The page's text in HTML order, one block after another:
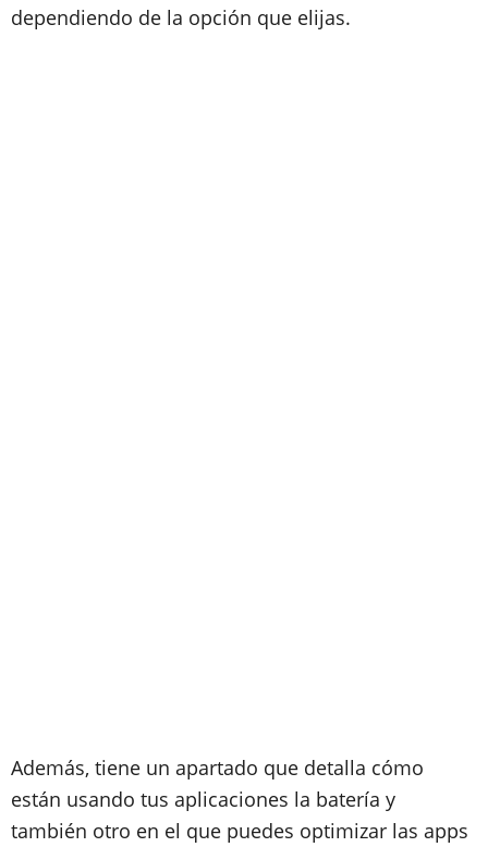
dependiendo de la opción que elijas.
Además, tiene un apartado que detalla cómo
están usando tus aplicaciones la batería y
también otro en el que puedes optimizar las apps